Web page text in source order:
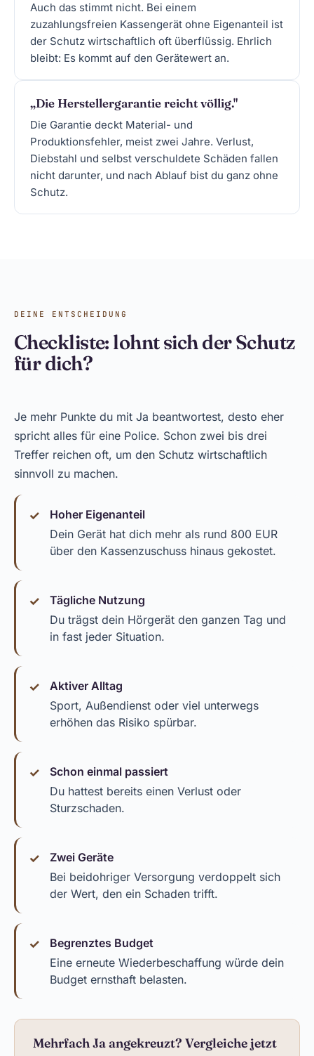
Auch das stimmt nicht. Bei einem
zuzahlungsfreien Kassengerät ohne Eigenanteil ist
der Schutz wirtschaftlich oft überflüssig. Ehrlich
bleibt: Es kommt auf den Gerätewert an.
„Die Herstellergarantie reicht völlig."
Die Garantie deckt Material- und
Produktionsfehler, meist zwei Jahre. Verlust,
Diebstahl und selbst verschuldete Schäden fallen
nicht darunter, und nach Ablauf bist du ganz ohne
Schutz.
DEINE ENTSCHEIDUNG
Checkliste: lohnt sich der Schutz
für dich?
Je mehr Punkte du mit Ja beantwortest, desto eher
spricht alles für eine Police. Schon zwei bis drei
Treffer reichen oft, um den Schutz wirtschaftlich
sinnvoll zu machen.
Hoher Eigenanteil
Dein Gerät hat dich mehr als rund 800 EUR
über den Kassenzuschuss hinaus gekostet.
Tägliche Nutzung
Du trägst dein Hörgerät den ganzen Tag und
in fast jeder Situation.
Aktiver Alltag
Sport, Außendienst oder viel unterwegs
erhöhen das Risiko spürbar.
Schon einmal passiert
Du hattest bereits einen Verlust oder
Sturzschaden.
Zwei Geräte
Bei beidohriger Versorgung verdoppelt sich
der Wert, den ein Schaden trifft.
Begrenztes Budget
Eine erneute Wiederbeschaffung würde dein
Budget ernsthaft belasten.
Mehrfach Ja angekreuzt? Vergleiche jetzt